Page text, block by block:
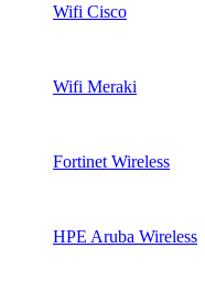
Wifi Cisco
Wifi Meraki
Fortinet Wireless
HPE Aruba Wireless